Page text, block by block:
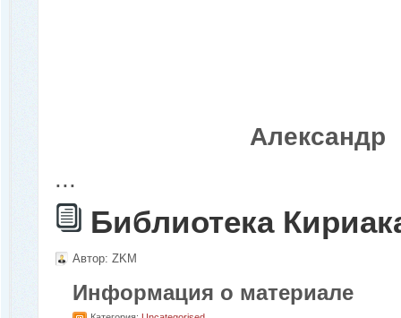
Александр
...
Библиотека
Автор: ZKM
Информация о материале